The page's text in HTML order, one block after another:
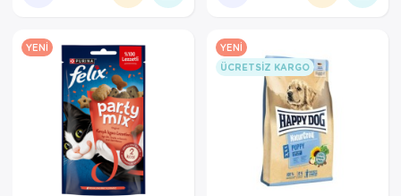
YENI
YENI
ÜCRETSIZ KARGO